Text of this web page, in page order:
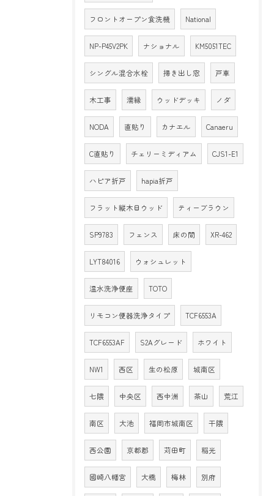
フロントオープン食洗機 National
NP-P45V2PK ナショナル KM5051TEC
シングル混合水栓 掃き出し窓 戸車
木工事 濡縁 ウッドデッキ ノダ
NODA 直貼り カナエル Canaeru
C直貼り チェリーミディアム CJS1-E1
ハピア折戸 hapia折戸
フラット縦木目ウッド ティーブラウン
SP9783 フェンス 床の間 XR-462
LYT84016 ウォシュレット
温水洗浄便座 TOTO
リモコン便器洗浄タイプ TCF6553A
TCF6553AF S2Aグレード ホワイト
NW1 西区 生の松原 城南区
七隈 中央区 西中洲 茶山 荒江
南区 大池 福岡市城南区 干隈
西公園 京都郡 苅田町 稲光
國崎八幡宮 大橋 梅林 別府